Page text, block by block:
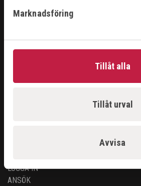
Marknadsföring
Tillåt alla
Tillåt urval
Avvisa
GASUTRUSTNING
HANDVERKTYG
LOGGA IN
ANSÖK